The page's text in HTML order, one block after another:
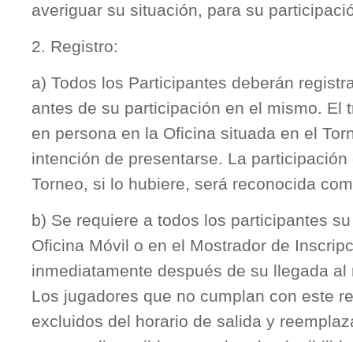
averiguar su situación, para su
2. Registro:
a) Todos los Participantes deberán
antes de su participación en el mismo. El
en persona en la Oficina situada en el
intención de presentarse. La
Torneo, si lo hubiere, será reconocida
b) Se requiere a todos los participantes
Oficina Móvil o en el Mostrador de
inmediatamente después de su llegada al
Los jugadores que no cumplan con este
excluidos del horario de salida y